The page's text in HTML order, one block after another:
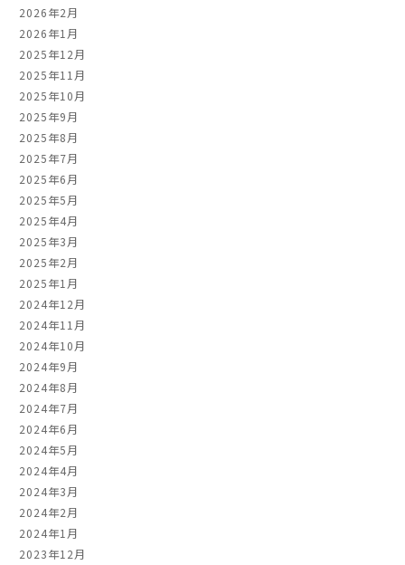
2026年2月
2026年1月
2025年12月
2025年11月
2025年10月
2025年9月
2025年8月
2025年7月
2025年6月
2025年5月
2025年4月
2025年3月
2025年2月
2025年1月
2024年12月
2024年11月
2024年10月
2024年9月
2024年8月
2024年7月
2024年6月
2024年5月
2024年4月
2024年3月
2024年2月
2024年1月
2023年12月